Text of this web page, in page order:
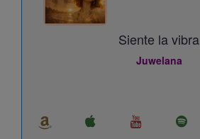
Siente la vibra
Juwelana